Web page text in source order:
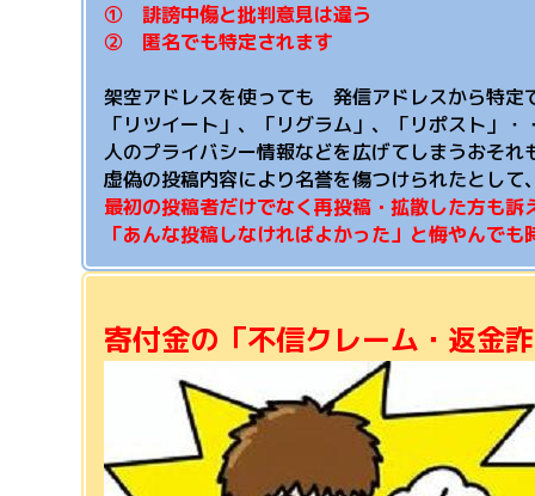
① 誹謗中傷と批判意見は違う
② 匿名でも特定されます
架空アドレスを使っても 発信アドレスから特定
「リツイート」、「リグラム」、「リポスト」
人のプライバシー情報などを広げてしまうおそれ
虚偽の投稿内容により名誉を傷つけられたとして
最初の投稿者だけでなく再投稿・拡散した方も
「あんな投稿しなければよかった」と悔やんでも
寄付金の「不信クレーム・返金